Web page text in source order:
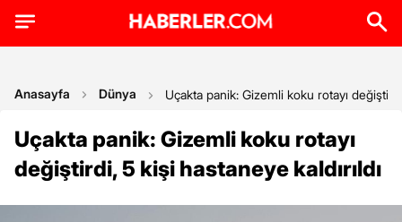
Anasayfa Dünya Uçakta panik: Gizemli koku rotayı
Uçakta panik: Gizemli koku rotayı
değiştirdi, 5 kişi hastaneye kaldırıldı